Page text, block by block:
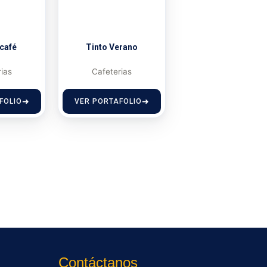
Tinto Verano
Cafeterias
VER PORTAFOLIO
Contáctanos